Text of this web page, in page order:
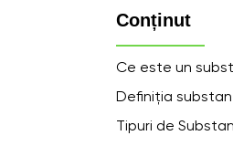
Conținut
Ce este un
Definiția
Tipuri de